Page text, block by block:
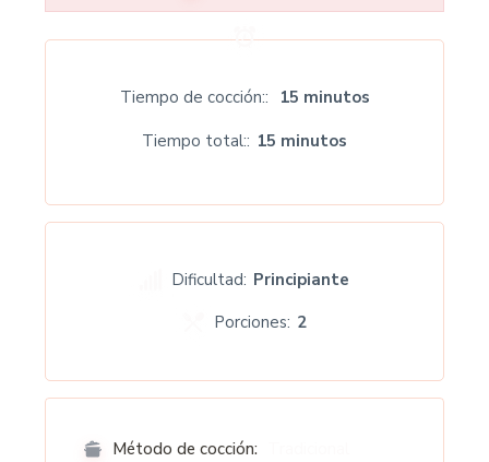
Tiempo de cocción:
15 minutos
Tiempo total: 15 minutos
Dificultad: Principiante
Porciones: 2
Método de cocción: